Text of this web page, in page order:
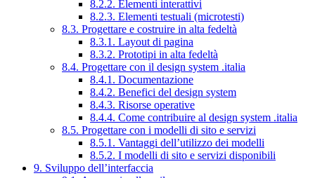
8.2.2. Elementi interattivi
8.2.3. Elementi testuali (microtesti)
8.3. Progettare e costruire in alta fedeltà
8.3.1. Layout di pagina
8.3.2. Prototipi in alta fedeltà
8.4. Progettare con il design system .italia
8.4.1. Documentazione
8.4.2. Benefici del design system
8.4.3. Risorse operative
8.4.4. Come contribuire al design system .italia
8.5. Progettare con i modelli di sito e servizi
8.5.1. Vantaggi dell’utilizzo dei modelli
8.5.2. I modelli di sito e servizi disponibili
9. Sviluppo dell’interfaccia